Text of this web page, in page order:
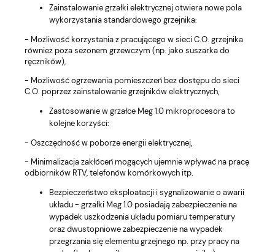
Zainstalowanie grzałki elektrycznej otwiera nowe pola
wykorzystania standardowego grzejnika:
- Możliwość korzystania z pracującego w sieci C.O. grzejnika
również poza sezonem grzewczym (np. jako suszarka do
ręczników),
- Możliwość ogrzewania pomieszczeń bez dostępu do sieci
C.O. poprzez zainstalowanie grzejników elektrycznych,
Zastosowanie w grzałce Meg 1.0 mikroprocesora to
kolejne korzyści:
- Oszczędność w poborze energii elektrycznej,
- Minimalizacja zakłóceń mogących ujemnie wpływać na pracę
odbiorników RTV, telefonów komórkowych itp.
Bezpieczeństwo eksploatacji i sygnalizowanie o awarii
układu - grzałki Meg 1.0 posiadają zabezpieczenie na
wypadek uszkodzenia układu pomiaru temperatury
oraz dwustopniowe zabezpieczenie na wypadek
przegrzania się elementu grzejnego np. przy pracy na